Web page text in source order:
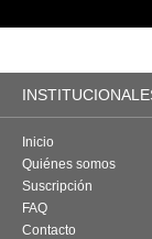
Inicio
Quiénes somos
Suscripción
FAQ
Contacto